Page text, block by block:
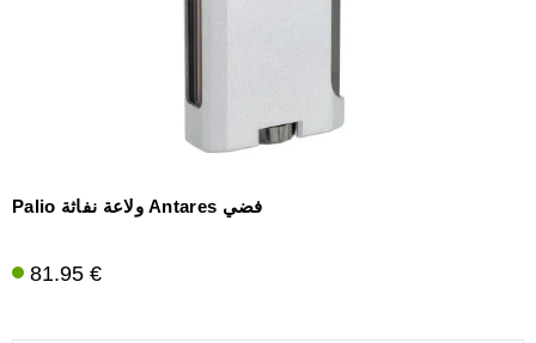
Palio ولاعة نفاثة Antares فضي
81.95 €